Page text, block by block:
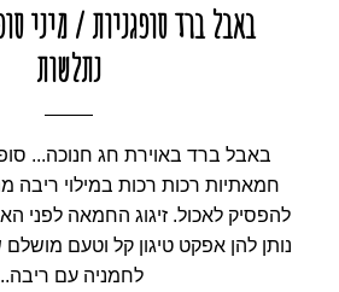
באבל ברד סופגניות / מיני
נתלשות
באבל ברד באוירת חג חנוכה...
חמאתיות רכות רכות במילוי ריבה
להפסיק לאכול. זיגוג החמאה לפני
נותן להן אפקט טיגון קל וטעם
לחמניה עם